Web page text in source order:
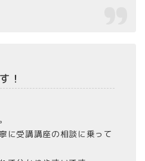
！
に受講講座の相談に乗って